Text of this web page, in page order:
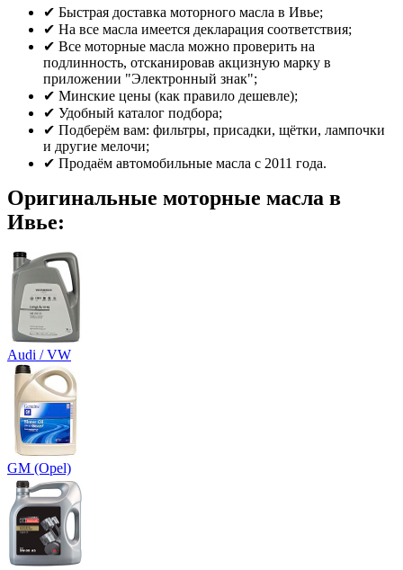
✔ Быстрая доставка моторного масла в Ивье;
✔ На все масла имеется декларация соответствия;
✔ Все моторные масла можно проверить на
подлинность, отсканировав акцизную марку в
приложении "Электронный знак";
✔ Минские цены (как правило дешевле);
✔ Удобный каталог подбора;
✔ Подберём вам: фильтры, присадки, щётки, лампочки
и другие мелочи;
✔ Продаём автомобильные масла с 2011 года.
Оригинальные моторные масла в
Ивье:
Audi / VW
GM (Opel)